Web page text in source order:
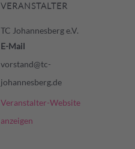
VERANSTALTER
TC Johannesberg e.V.
E-Mail
vorstand@tc-
johannesberg.de
Veranstalter-Website
anzeigen